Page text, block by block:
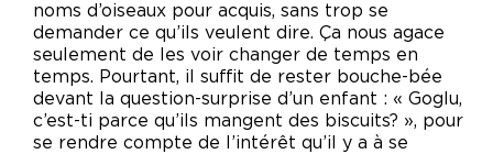
noms d’oiseaux pour acquis, sans trop se
demander ce qu’ils veulent dire. Ça nous agace
seulement de les voir changer de temps en
temps. Pourtant, il suffit de rester bouche-bée
devant la question-surprise d’un enfant : « Goglu,
c’est-ti parce qu’ils mangent des biscuits? », pour
se rendre compte de l’intérêt qu’il y a à se